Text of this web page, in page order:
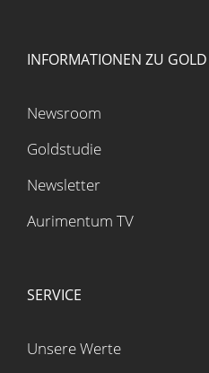
INFORMATIONEN ZU GOLD
Newsroom
Goldstudie
Newsletter
Aurimentum TV
SERVICE
Unsere Werte